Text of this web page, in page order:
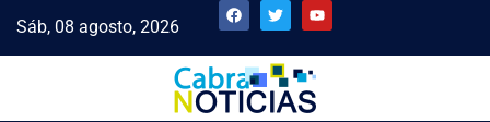
Sáb, 08 agosto, 2026